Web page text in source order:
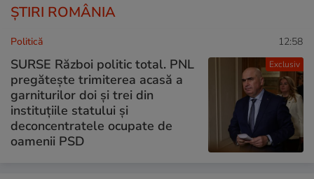
ȘTIRI ROMÂNIA
Exclusiv
Politică 12:58
SURSE Război politic total. PNL
pregătește trimiterea acasă a
garniturilor doi și trei din
instituțiile statului și
deconcentratele ocupate de
oamenii PSD